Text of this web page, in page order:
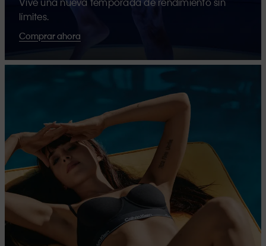
límites.
Comprar ahora